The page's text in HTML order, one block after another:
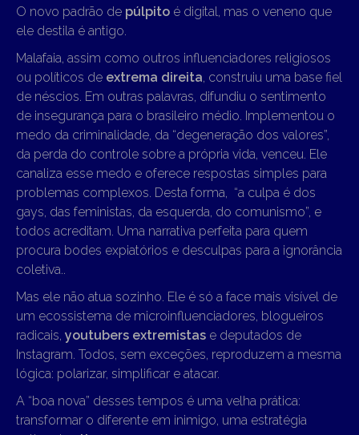
O novo padrão de púlpito é digital, mas o veneno que
ele destila é antigo.
Malafaia, assim como outros influenciadores religiosos
ou políticos de extrema direita, construiu uma base fiel
de néscios. Em outras palavras, difundiu o sentimento
de insegurança para o brasileiro médio. Implementou o
medo da criminalidade, da “degeneração dos valores”,
da perda do controle sobre a própria vida, venceu. Ele
canaliza esse medo e oferece respostas simples para
problemas complexos. Desta forma, “a culpa é dos
gays, das feministas, da esquerda, do comunismo”, e
todos acreditam. Uma narrativa perfeita para quem
procura bodes expiatórios e desculpas para a ignorância
coletiva..
Mas ele não atua sozinho. Ele é só a face mais visível de
um ecossistema de microinfluenciadores, blogueiros
radicais, youtubers extremistas e deputados de
Instagram. Todos, sem exceções, reproduzem a mesma
lógica: polarizar, simplificar e atacar.
A “boa nova” desses tempos é uma velha prática:
transformar o diferente em inimigo, uma estratégia